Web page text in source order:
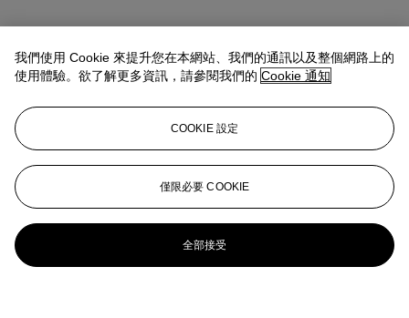
我們使用 Cookie 來提升您在本網站、我們的通訊以及整個網路上的
使用體驗。欲了解更多資訊，請參閱我們的 Cookie 通知
COOKIE 設定
僅限必要 COOKIE
全部接受